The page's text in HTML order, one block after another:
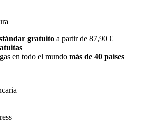
gratuito a partir de 87,90 €
en todo el mundo más de 40 países